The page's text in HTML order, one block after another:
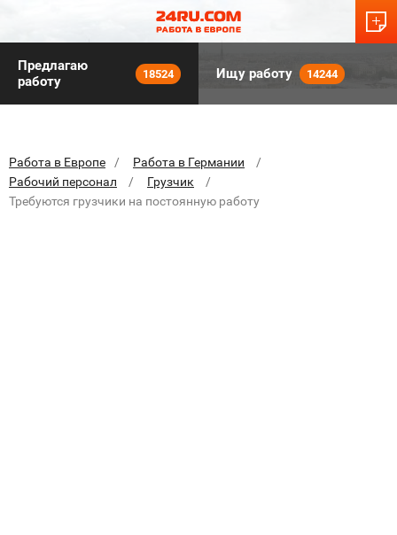
Предлагаю
работу
18524 Ищу работу 14244
Работа в Европе
Работа в Германии
Рабочий персонал
Грузчик
Требуются грузчики на постоянную работу